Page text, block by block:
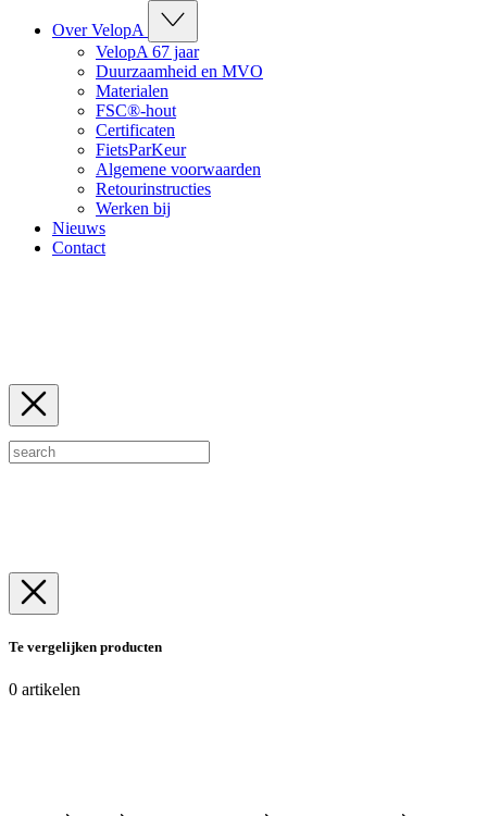
Over VelopA
VelopA 67 jaar
Duurzaamheid en MVO
Materialen
FSC®-hout
Certificaten
FietsParKeur
Algemene voorwaarden
Retourinstructies
Werken bij
Nieuws
Contact
Te vergelijken producten
0 artikelen